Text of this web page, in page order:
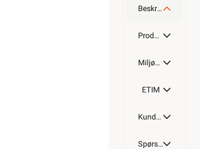
Beskrivelse
Produktdetaljer
Miljøparametere
ETIM
Kundeomtale
Spørsmål og svar